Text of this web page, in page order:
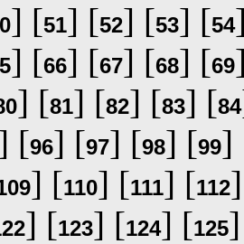
] [51] [52] [53] [54
] [66] [67] [68] [69
] [81] [82] [83] [84
[96] [97] [98] [99]
] [110] [111] [112
] [123] [124] [125